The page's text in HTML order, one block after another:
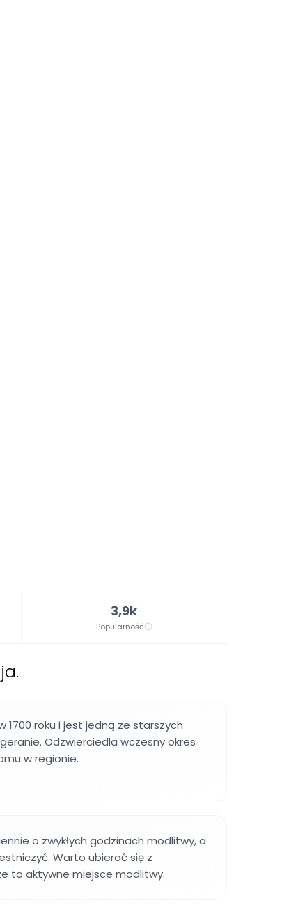
3,9k
Popularność
1700 roku i jest jedną ze starszych
Odzwierciedla wczesny okres
w regionie.
o zwykłych godzinach modlitwy, a
Warto ubierać się z
to aktywne miejsce modlitwy.